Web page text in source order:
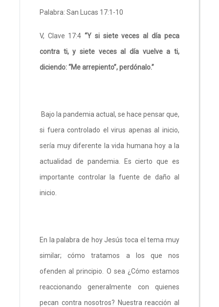
Palabra: San Lucas 17:1-10
V, Clave 17:4 “Y si siete veces al día peca
contra ti, y siete veces al día vuelve a ti,
diciendo: “Me arrepiento”, perdónalo.”
Bajo la pandemia actual, se hace pensar que,
si fuera controlado el virus apenas al inicio,
sería muy diferente la vida humana hoy a la
actualidad de pandemia. Es cierto que es
importante controlar la fuente de daño al
inicio.
En la palabra de hoy Jesús toca el tema muy
similar; cómo tratamos a los que nos
ofenden al principio. O sea ¿Cómo estamos
reaccionando generalmente con quienes
pecan contra nosotros? Nuestra reacción al